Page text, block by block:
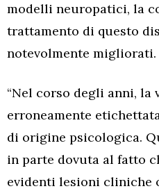
modelli neuropatici, la
trattamento di questo
notevolmente migliorati.
“Nel corso degli anni, la
erroneamente
di origine psicologica.
in parte dovuta al fatto
evidenti lesioni cliniche